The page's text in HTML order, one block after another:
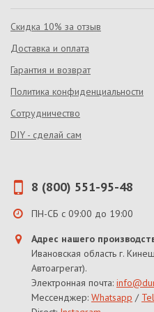
Скидка 10% за отзыв
Доставка и оплата
Гарантия и возврат
Политика конфиденциальности
Сотрудничество
DIY - сделай сам
8 (800) 551-95-48
ПН-СБ с 09:00 до 19:00
Адрес нашего
Ивановская область г.
Автоагрегат).
Электронная почта:
Мессенджер: Whatsapp /